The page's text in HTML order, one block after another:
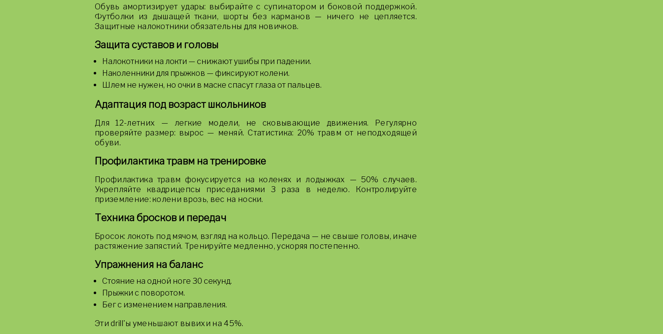
Обувь амортизирует удары: выбирайте с супинатором и боковой поддержкой.
Футболки из дышащей ткани, шорты без карманов — ничего не цепляется.
Защитные налокотники обязательны для новичков.
Защита суставов и головы
Налокотники на локти — снижают ушибы при падении.
Наколенники для прыжков — фиксируют колени.
Шлем не нужен, но очки в маске спасут глаза от пальцев.
Адаптация под возраст школьников
Для 12-летних — легкие модели, не сковывающие движения. Регулярно
проверяйте размер: вырос — меняй. Статистика: 20% травм от неподходящей
обуви.
Профилактика травм на тренировке
Профилактика травм фокусируется на коленях и лодыжках — 50% случаев.
Укрепляйте квадрицепсы приседаниями 3 раза в неделю. Контролируйте
приземление: колени врозь, вес на носки.
Техника бросков и передач
Бросок: локоть под мячом, взгляд на кольцо. Передача — не свыше головы, иначе
растяжение запястий. Тренируйте медленно, ускоряя постепенно.
Упражнения на баланс
Стояние на одной ноге 30 секунд.
Прыжки с поворотом.
Бег с изменением направления.
Эти drill'ы уменьшают вывихи на 45%.